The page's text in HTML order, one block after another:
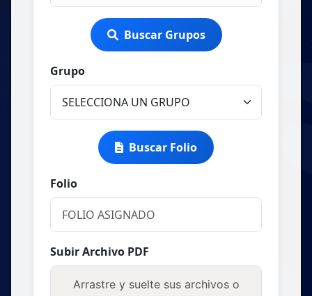
Buscar Grupos
Grupo
Buscar Folio
Folio
Subir Archivo PDF
Arrastre y suelte sus archivos o